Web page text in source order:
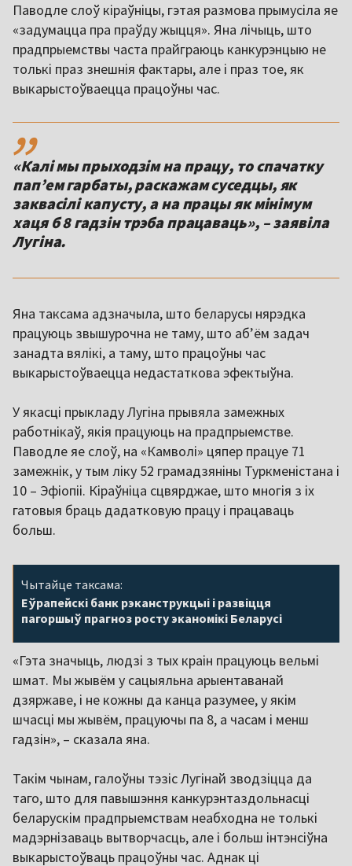
Паводле слоў кіраўніцы, гэтая размова прымусіла яе
«задумацца пра праўду жыцця». Яна лічыць, што
прадпрыемствы часта прайграюць канкурэнцыю не
толькі праз знешнія фактары, але і праз тое, як
выкарыстоўваецца працоўны час.
,,
«Калі мы прыходзім на працу, то спачатку
папʼем гарбаты, раскажам суседцы, як
заквасілі капусту, а на працы як мінімум
хаця б 8 гадзін трэба працаваць», – заявіла
Лугіна.
Яна таксама адзначыла, што беларусы нярэдка
працуюць звышурочна не таму, што абʼём задач
занадта вялікі, а таму, што працоўны час
выкарыстоўваецца недастаткова эфектыўна.
У якасці прыкладу Лугіна прывяла замежных
работнікаў, якія працуюць на прадпрыемстве.
Паводле яе слоў, на «Камволі» цяпер працуе 71
замежнік, у тым ліку 52 грамадзяніны Туркменістана і
10 – Эфіопіі. Кіраўніца сцвярджае, што многія з іх
гатовыя браць дадатковую працу і працаваць
больш.
Чытайце таксама:
Еўрапейскі банк рэканструкцыі і развіцця
пагоршыў прагноз росту эканомікі Беларусі
«Гэта значыць, людзі з тых краін працуюць вельмі
шмат. Мы жывём у сацыяльна арыентаванай
дзяржаве, і не кожны да канца разумее, у якім
шчасці мы жывём, працуючы па 8, а часам і менш
гадзін», – сказала яна.
Такім чынам, галоўны тэзіс Лугінай зводзіцца да
таго, што для павышэння канкурэнтаздольнасці
беларускім прадпрыемствам неабходна не толькі
мадэрнізаваць вытворчасць, але і больш інтэнсіўна
выкарыстоўваць працоўны час. Аднак ці